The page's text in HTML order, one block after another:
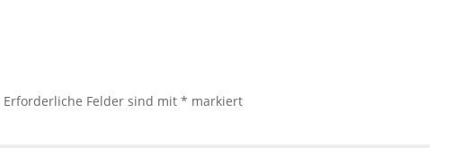
Erforderliche Felder sind mit* markiert